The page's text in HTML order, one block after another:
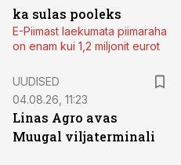
ka sulas pooleks
E-Piimast laekumata piimaraha
on enam kui 1,2 miljonit eurot
UUDISED
04.08.26, 11:23
Linas Agro avas
Muugal viljaterminali